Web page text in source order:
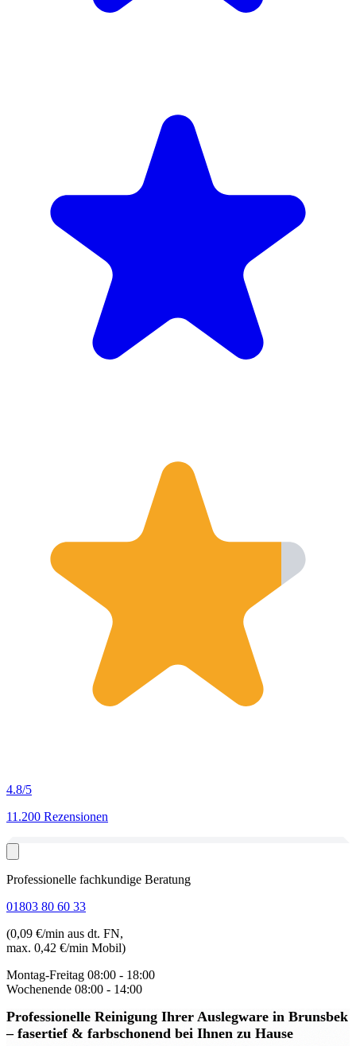
4.8/5
11.200 Rezensionen
Professionelle fachkundige Beratung
01803 80 60 33
(0,09 €/min aus dt. FN,
max. 0,42 €/min Mobil)
Montag-Freitag 08:00 - 18:00
Wochenende 08:00 - 14:00
Professionelle Reinigung Ihrer Auslegware in Brunsbek
– fasertief & farbschonend bei Ihnen zu Hause